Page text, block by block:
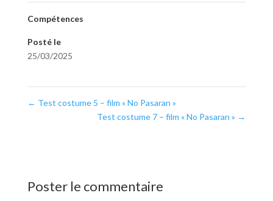
Compétences
Posté le
25/03/2025
← Test costume 5 – film « No Pasaran »
Test costume 7 – film « No Pasaran » →
Poster le commentaire